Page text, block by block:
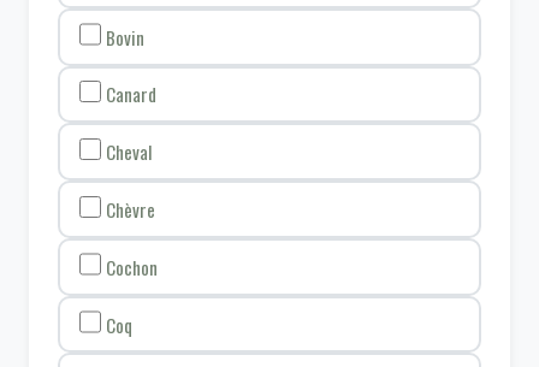
Bovin
Canard
Cheval
Chèvre
Cochon
Coq